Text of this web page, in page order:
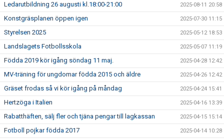
Ledarutbildning 26 augusti kl.18:00-21:00 2025-08-11 20:58
Konstgräsplanen öppen igen 2025-07-30 11:15
Styrelsen 2025 2025-05-12 18:53
Landslagets Fotbollsskola 2025-05-07 11:19
Födda 2019 kör igång söndag 11 maj. 2025-04-28 12:42
MV-träning för ungdomar födda 2015 och äldre 2025-04-26 12:42
Gräset frodas så vi kör igång på måndag 2025-04-24 15:41
Hertzöga i Italien 2025-04-16 13:39
Rabatthäften, sälj fler och tjäna pengar till lagkassan 2025-04-15 15:14
Fotboll pojkar födda 2017 2025-04-14 10:28